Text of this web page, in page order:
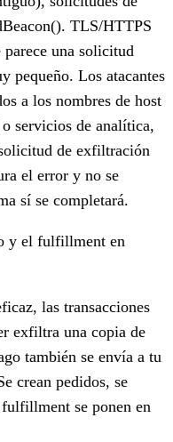
TLS/HTTPS
una solicitud
pequeño. Los atacantes
a los nombres de host
servicios de analítica,
de exfiltración
el error y no se
sí se completará.
y el fulfillment en
las transacciones
exfiltra una copia de
también se envía a tu
crean pedidos, se
se ponen en